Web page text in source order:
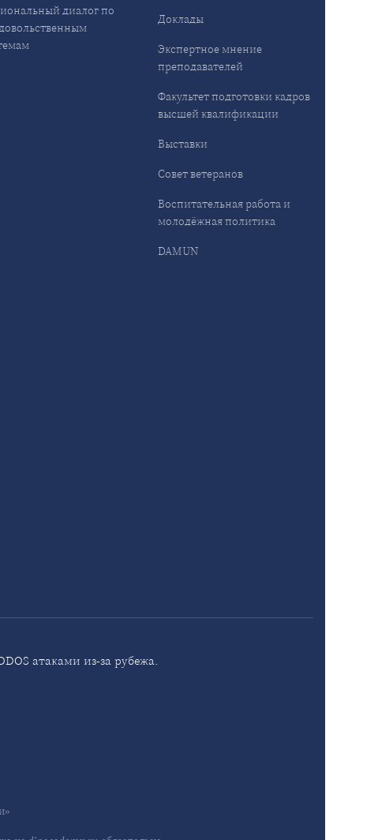
диалог по
Доклады
Экспертное мнение
преподавателей
Факультет подготовки кадров
высшей квалификации
Выставки
Совет ветеранов
Воспитательная работа и
молодёжная политика
DAMUN
атаками из-за рубежа.